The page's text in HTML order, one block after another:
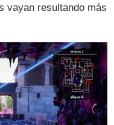
vayan resultando más